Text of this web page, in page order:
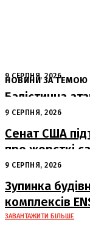
НОВИНИ ЗА ТЕМОЮ
9 СЕРПНЯ, 2026
Балістична
руйнування
9 СЕРПНЯ, 2026
Сенат США
про жорсткі
Ірану
9 СЕРПНЯ, 2026
Зупинка
комплексів
ЗАВАНТАЖИТИ БІЛЬШЕ